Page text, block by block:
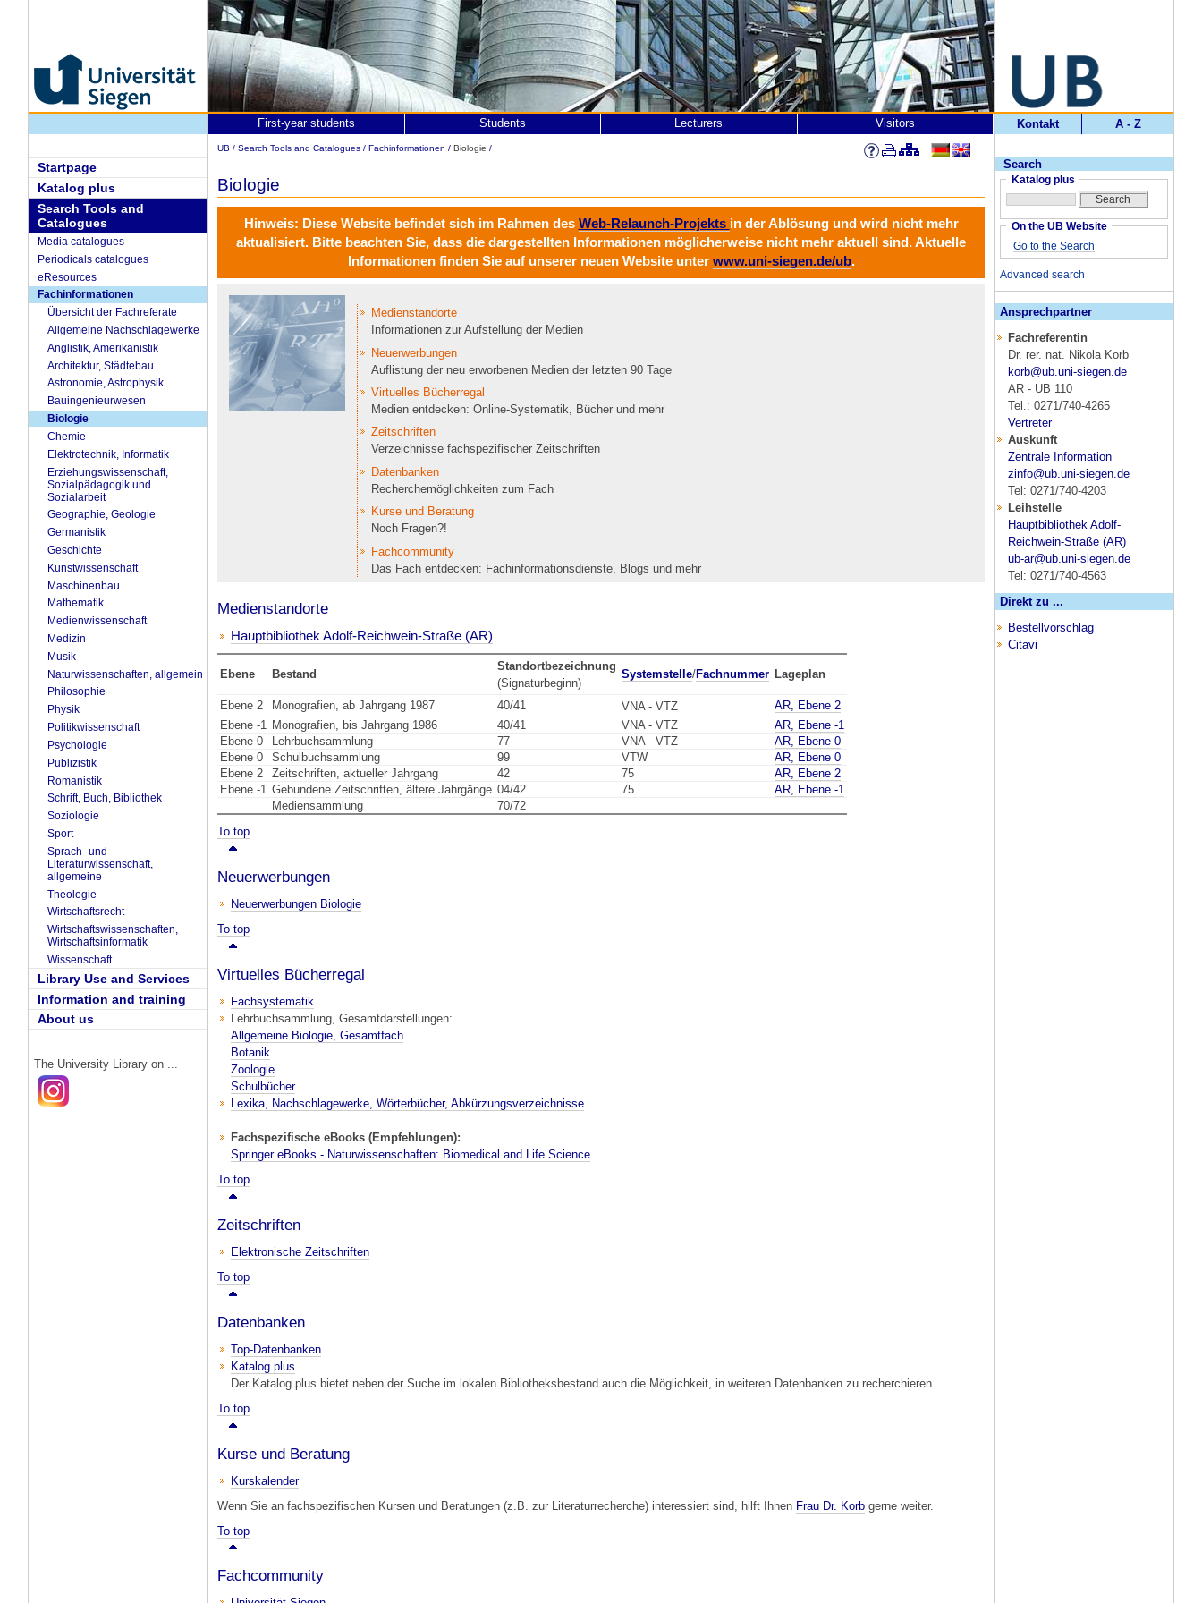
Startpage
Katalog plus
Search Tools and
Catalogues
Media catalogues
Periodicals catalogues
eResources
Fachinformationen
Übersicht der Fachreferate
Allgemeine Nachschlagewerke
Anglistik, Amerikanistik
Architektur, Städtebau
Astronomie, Astrophysik
Bauingenieurwesen
Biologie
Chemie
Elektrotechnik, Informatik
Erziehungswissenschaft,
Sozialpädagogik und
Sozialarbeit
Geographie, Geologie
Germanistik
Geschichte
Kunstwissenschaft
Maschinenbau
Mathematik
Medienwissenschaft
Medizin
Musik
Naturwissenschaften, allgemein
Philosophie
Physik
Politikwissenschaft
Psychologie
Publizistik
Romanistik
Schrift, Buch, Bibliothek
Soziologie
Sport
Sprach- und
Literaturwissenschaft,
allgemeine
Theologie
Wirtschaftsrecht
Wirtschaftswissenschaften,
Wirtschaftsinformatik
Wissenschaft
Library Use and Services
Information and training
About us
The University Library on ...
Kontakt A - Z
Search
Katalog plus
On the UB Website
Go to the Search
Advanced search
Ansprechpartner
Fachreferentin
Dr. rer. nat. Nikola Korb
korb@ub.uni-siegen.de
AR - UB 110
Tel.: 0271/740-4265
Vertreter
Auskunft
Zentrale Information
zinfo@ub.uni-siegen.de
Tel: 0271/740-4203
Leihstelle
Hauptbibliothek Adolf-
Reichwein-Straße (AR)
ub-ar@ub.uni-siegen.de
Tel: 0271/740-4563
Direkt zu ...
Bestellvorschlag
Citavi
First-year students Students Lecturers Visitors
UB / Search Tools and Catalogues / Fachinformationen / Biologie /
Biologie
Hinweis: Diese Website befindet sich im Rahmen des Web-Relaunch-Projekts in der Ablösung und wird nicht mehr
aktualisiert. Bitte beachten Sie, dass die dargestellten Informationen möglicherweise nicht mehr aktuell sind. Aktuelle
Informationen finden Sie auf unserer neuen Website unter www.uni-siegen.de/ub.
Medienstandorte
Informationen zur Aufstellung der Medien
Neuerwerbungen
Auflistung der neu erworbenen Medien der letzten 90 Tage
Virtuelles Bücherregal
Medien entdecken: Online-Systematik, Bücher und mehr
Zeitschriften
Verzeichnisse fachspezifischer Zeitschriften
Datenbanken
Recherchemöglichkeiten zum Fach
Kurse und Beratung
Noch Fragen?!
Fachcommunity
Das Fach entdecken: Fachinformationsdienste, Blogs und mehr
Medienstandorte
Hauptbibliothek Adolf-Reichwein-Straße (AR)
Ebene Bestand
Standortbezeichnung
(Signaturbeginn)
Systemstelle/Fachnummer Lageplan
Ebene 2 Monografien, ab Jahrgang 1987 40/41 VNA - VTZ
AR, Ebene 2
Ebene -1
Monografien, bis Jahrgang 1986 40/41 VNA - VTZ
AR, Ebene -1
Ebene 0
Lehrbuchsammlung 77 VNA - VTZ
AR, Ebene 0
Ebene 0
Schulbuchsammlung 99 VTW
AR, Ebene 0
Ebene 2
Zeitschriften, aktueller Jahrgang 42 75
AR, Ebene 2
Ebene -1 Gebundene Zeitschriften, ältere Jahrgänge 04/42 75
AR, Ebene -1
Mediensammlung
70/72
To top
Neuerwerbungen
Neuerwerbungen Biologie
To top
Virtuelles Bücherregal
Fachsystematik
Lehrbuchsammlung, Gesamtdarstellungen:
Allgemeine Biologie, Gesamtfach
Botanik
Zoologie
Schulbücher
Lexika, Nachschlagewerke, Wörterbücher, Abkürzungsverzeichnisse
Fachspezifische eBooks (Empfehlungen):
Springer eBooks - Naturwissenschaften: Biomedical and Life Science
To top
Zeitschriften
Elektronische Zeitschriften
To top
Datenbanken
Top-Datenbanken
Katalog plus
Der Katalog plus bietet neben der Suche im lokalen Bibliotheksbestand auch die Möglichkeit, in weiteren Datenbanken zu recherchieren.
To top
Kurse und Beratung
Kurskalender
Wenn Sie an fachspezifischen Kursen und Beratungen (z.B. zur Literaturrecherche) interessiert sind, hilft Ihnen Frau Dr. Korb gerne weiter.
To top
Fachcommunity